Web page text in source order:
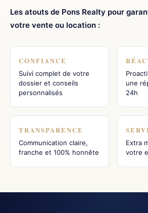
Les atouts de Pons Realty pour
votre vente ou location :
CONFIANCE
Suivi complet de votre
dossier et conseils
personnalisés
une
24h
TRANSPARENCE
Communication claire,
franche et 100% honnête
Extra
votre